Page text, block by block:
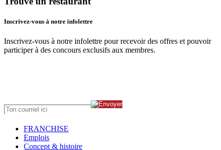
Inscrivez-vous à notre infolettre
Inscrivez-vous à notre infolettre pour recevoir des offres et pouvoir
participer à des concours exclusifs aux membres.
FRANCHISE
Emplois
Concept & histoire